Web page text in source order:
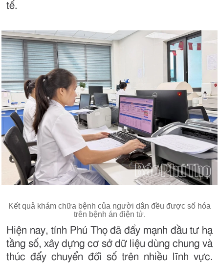
tế.
Kết quả khám chữa bệnh của người dân đều được số hóa
trên bệnh án điện tử.
Hiện nay, tỉnh Phú Thọ đã đẩy mạnh đầu tư hạ
tầng số, xây dựng cơ sở dữ liệu dùng chung và
thúc đẩy chuyển đổi số trên nhiều lĩnh vực.